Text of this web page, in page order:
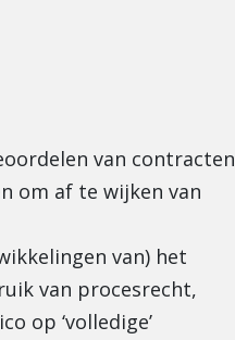
van contracten
om af te wijken van
van) het
van procesrecht,
op ‘volledige’